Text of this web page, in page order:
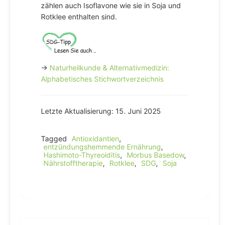
zählen auch Isoflavone wie sie in Soja und
Rotklee enthalten sind.
→ Naturheilkunde & Alternativmedizin:
Alphabetisches Stichwortverzeichnis
Letzte Aktualisierung: 15. Juni 2025
Tagged Antioxidantien,
entzündungshemmende Ernährung,
Hashimoto-Thyreoiditis, Morbus Basedow,
Nährstofftherapie, Rotklee, SDG, Soja